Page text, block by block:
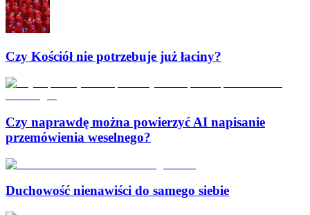
Czy Kościół nie potrzebuje już łaciny?
Czy naprawdę można powierzyć AI napisanie
przemówienia weselnego?
Duchowość nienawiści do samego siebie